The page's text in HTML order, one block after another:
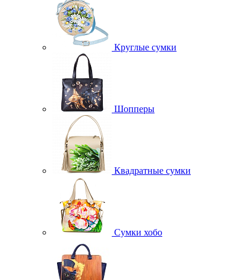
Круглые сумки
Шопперы
Квадратные сумки
Сумки хобо